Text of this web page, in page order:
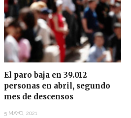
El paro baja en 39.012
personas en abril, segundo
mes de descensos
5 MAYO, 2021